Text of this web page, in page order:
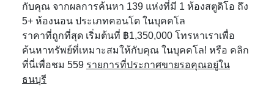
กับคุณ จากผลการค้นหา 139 แห่งที่มี 1 ห้องสตูดิโอ ถึง
5+ ห้องนอน ประเภทคอนโด ในบุคคโล
ราคาที่ถูกที่สุด เริ่มต้นที่ ฿1,350,000 โทรหาเราเพื่อ
ค้นหาทรัพย์ที่เหมาะสมให้กับคุณ ในบุคคโล! หรือ คลิก
ที่นี่เพื่อชม 559 รายการที่ประกาศขายรอคุณอยู่ใน
ธนบุรี